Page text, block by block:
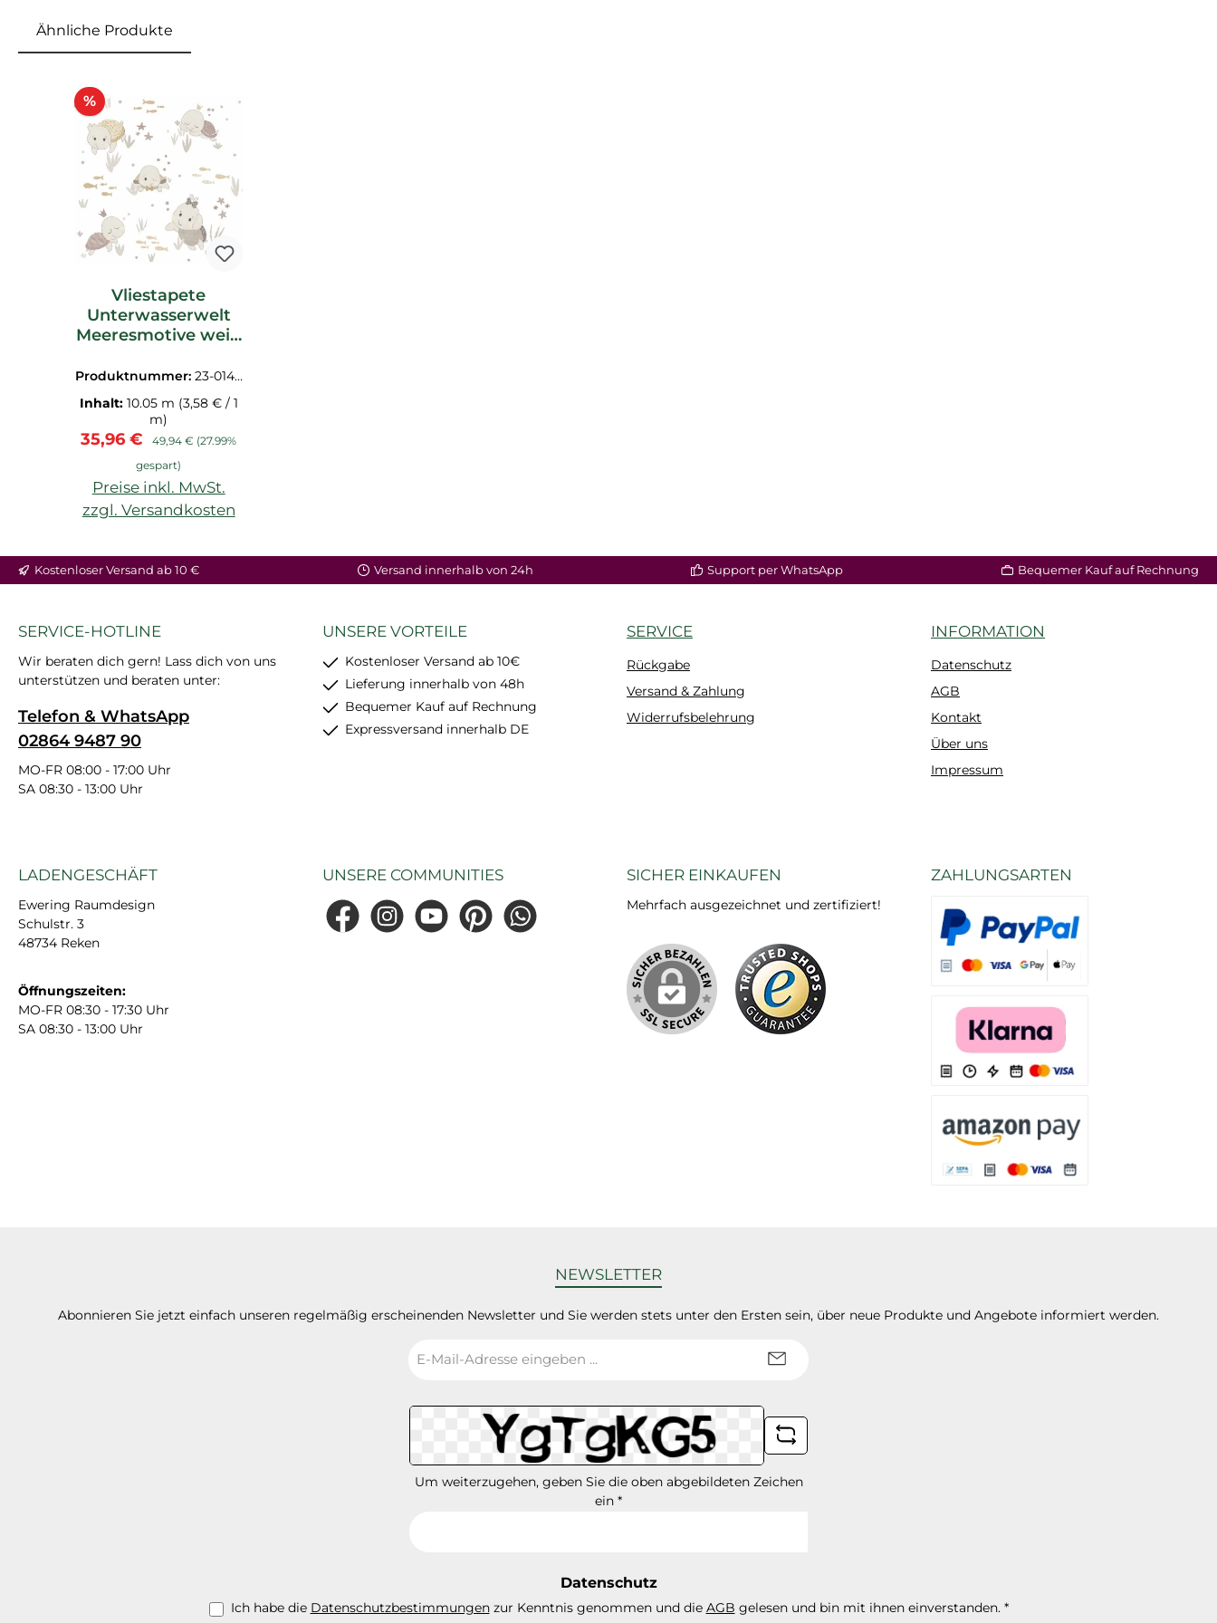
Ähnliche Produkte
%Rabatt
Vliestapete
Unterwasserwelt
Meeresmotive weiß
Produktnummer: 23-0148
Inhalt: 10.05 m (3,58 € / 1
m)
Verkaufspreis:
35,96 € Regulärer Preis:
49,94 € (27.99%
gespart)
Preise inkl. MwSt.
zzgl. Versandkosten
Kostenloser Versand ab 10 € Versand innerhalb von 24h Support per WhatsApp Bequemer Kauf auf Rechnung
SERVICE-HOTLINE
Wir beraten dich gern! Lass dich von uns
unterstützen und beraten unter:
Telefon & WhatsApp
02864 9487 90
MO-FR 08:00 - 17:00 Uhr
SA 08:30 - 13:00 Uhr
UNSERE VORTEILE
Kostenloser Versand ab 10€
Lieferung innerhalb von 48h
Bequemer Kauf auf Rechnung
Expressversand innerhalb DE
SERVICE
Rückgabe
Versand & Zahlung
Widerrufsbelehrung
INFORMATION
Datenschutz
AGB
Kontakt
Über uns
Impressum
LADENGESCHÄFT
Ewering Raumdesign
Schulstr. 3
48734 Reken
Öffnungszeiten:
MO-FR 08:30 - 17:30 Uhr
SA 08:30 - 13:00 Uhr
UNSERE COMMUNITIES
FacebookInstagramYouTubePinterestWhatsApp
SICHER EINKAUFEN
Mehrfach ausgezeichnet und zertifiziert!
ZAHLUNGSARTEN
NEWSLETTER
Abonnieren Sie jetzt einfach unseren regelmäßig erscheinenden Newsletter und Sie werden stets unter den Ersten sein, über neue Produkte und Angebote informiert werden.
Mail-
*
Um weiterzugehen, geben Sie die oben abgebildeten Zeichen
ein *
Datenschutz
Ich habe die Datenschutzbestimmungenzur Kenntnis genommen und die AGB gelesen und bin mit ihnen einverstanden. *